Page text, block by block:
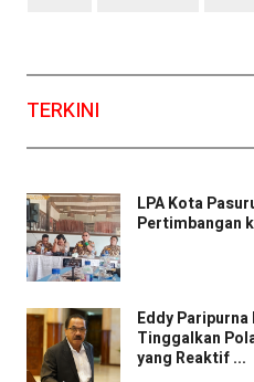
TERKINI
LPA Kota
Pertimbangan
Eddy
Tinggalkan
yang Reaktif ...